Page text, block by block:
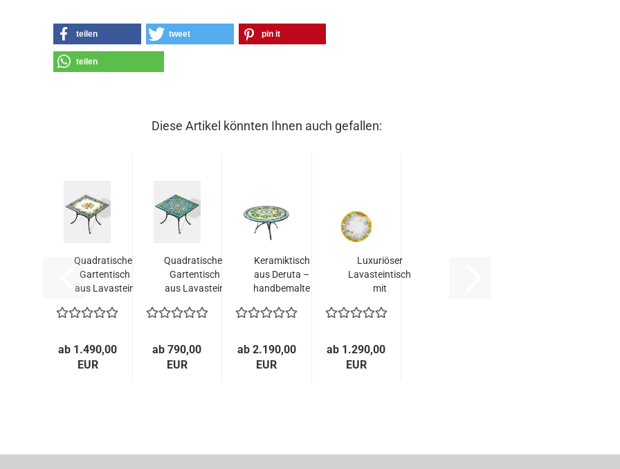
teilen tweet pin it
teilen
Diese Artikel könnten Ihnen auch gefallen:
Quadratischer
Gartentisch
aus Lavastein
ab 1.490,00
EUR
Quadratischer
Gartentisch
aus Lavastein
ab 790,00
EUR
Keramiktisch
aus Deruta –
handbemalte
ab 2.190,00
EUR
Luxuriöser
Lavasteintisch
mit
ab 1.290,00
EUR